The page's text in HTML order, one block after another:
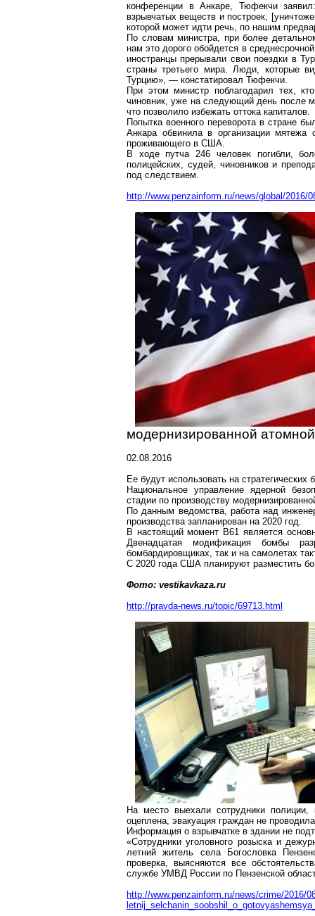
конференции в Анкаре, Тюфекчи
взрывчатых веществ и построек,
которой может идти речь, по нашим
По словам министра, при более
нам это дорого обойдется в
иностранцы прерывали свои поездки в
страны третьего мира. Люди, которые
Турцию», — констатировал Тюфекчи.
При этом министр поблагодарил тех,
чиновник, уже на следующий день после
что позволило избежать оттока капиталов.
Попытка военного переворота в стране
Анкара обвинила в организации мятежа
проживающего в США.
В ходе путча 246 человек погибли,
полицейских, судей, чиновников и
под следствием.
http://www.penzainform.ru/news/global/2016/
модернизированной
02.08.2016
Ее будут использовать на стратегических
Национальное управление ядерной
стадии по производству
По данным ведомства, работа над
производства запланирован на 2020 год.
В настоящий момент B61 является
Двенадцатая модификация бомбы
бомбардировщиках, так и на самолетах
С 2020 года США планируют разместить
Фото: vestikavkaza.ru
http://pravda-news.ru/topic/69713.html
На место выехали сотрудники
оцеплена, эвакуация граждан не
Информация о взрывчатке в здании не
«Сотрудники уголовного розыска и
летний житель села
Богословка
проверка, выясняются все
службе УМВД России по Пензенской
http://www.penzainform.ru/news/crime/2016/